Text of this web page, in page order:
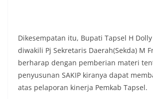
agar warga memperhatikan
akan dikibarkan, memastikan
keadaan bersih, tidak sobek,
dikibarkan sebagai simbol
negara.‎‎‎Selain menyampaikan
bendera, kegiatan sambang DDS
dimanfaatkan sebagai sarana
Dikesempatan itu, Bupati Tapsel H
diwakili Pj Sekretaris Daerah(Sekda) M
berharap dengan pemberian materi
penyusunan SAKIP kiranya dapat
atas pelaporan kinerja Pemkab Tapsel.